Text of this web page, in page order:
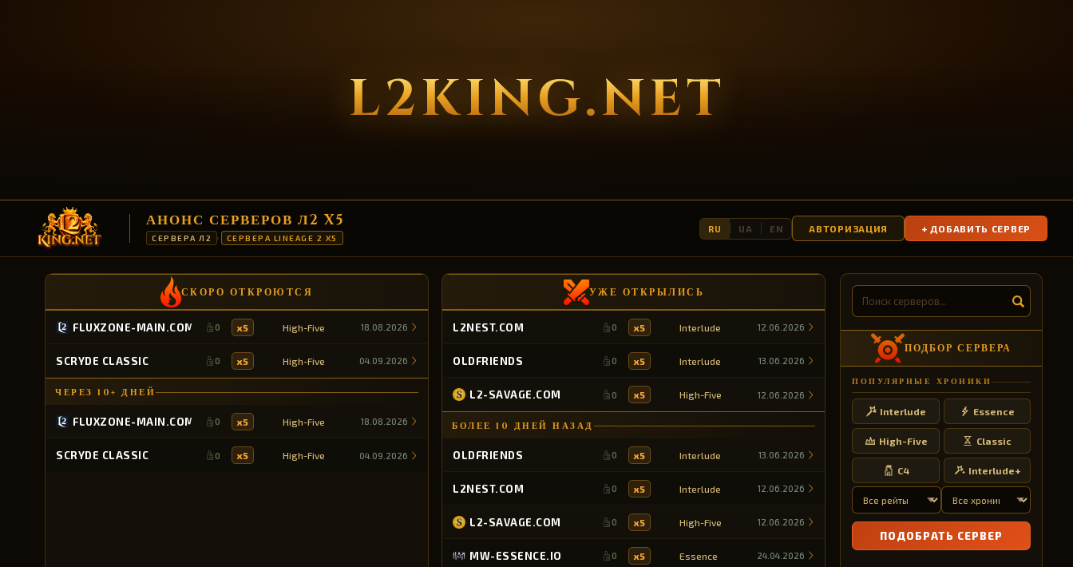
L2KING.NET
АНОНС СЕРВЕРОВ Л2 X5
СЕРВЕРА Л2 › СЕРВЕРА LINEAGE 2 X5
RU UA EN АВТОРИЗАЦИЯ + ДОБАВИТЬ СЕРВЕР
СКОРО ОТКРОЮТСЯ
FLUXZONE-MAIN.COM 0 x5 High-Five 18.08.2026
SCRYDE CLASSIC 0 x5 High-Five 04.09.2026
ЧЕРЕЗ 10+ ДНЕЙ
FLUXZONE-MAIN.COM 0 x5 High-Five 18.08.2026
SCRYDE CLASSIC 0 x5 High-Five 04.09.2026
УЖЕ ОТКРЫЛИСЬ
L2NEST.COM 0 x5 Interlude 12.06.2026
OLDFRIENDS 0 x5 Interlude 13.06.2026
L2-SAVAGE.COM 0 x5 High-Five 12.06.2026
БОЛЕЕ 10 ДНЕЙ НАЗАД
OLDFRIENDS 0 x5 Interlude 13.06.2026
L2NEST.COM 0 x5 Interlude 12.06.2026
L2-SAVAGE.COM 0 x5 High-Five 12.06.2026
MW-ESSENCE.IO 0 x5 Essence 24.04.2026
ПОДБОР СЕРВЕРА
ПОПУЛЯРНЫЕ ХРОНИКИ
Interlude Essence
High-Five Classic
C4 Interlude+
ПОДОБРАТЬ СЕРВЕР